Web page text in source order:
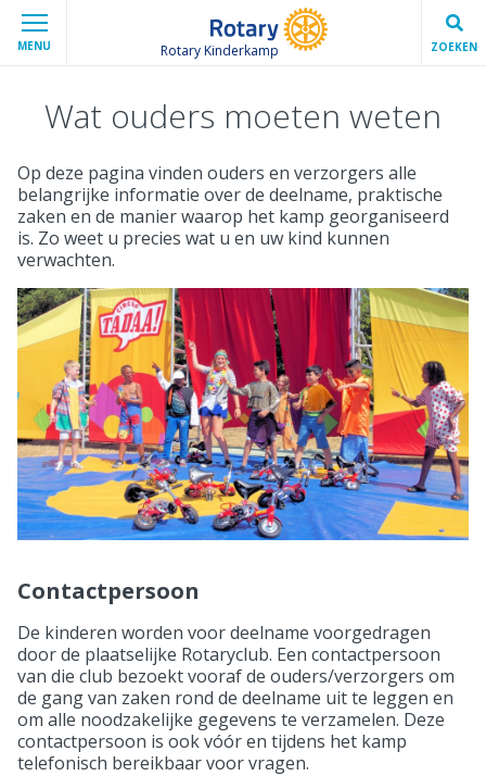
MENU Rotary Kinderkamp ZOEKEN
Wat ouders moeten weten
Op deze pagina vinden ouders en verzorgers alle
belangrijke informatie over de deelname, praktische
zaken en de manier waarop het kamp georganiseerd
is. Zo weet u precies wat u en uw kind kunnen
verwachten.
Contactpersoon
De kinderen worden voor deelname voorgedragen
door de plaatselijke Rotaryclub. Een contactpersoon
van die club bezoekt vooraf de ouders/verzorgers om
de gang van zaken rond de deelname uit te leggen en
om alle noodzakelijke gegevens te verzamelen. Deze
contactpersoon is ook vóór en tijdens het kamp
telefonisch bereikbaar voor vragen.